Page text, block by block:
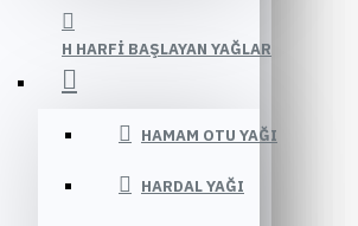
H HARFI BAŞLAYAN YAĞLAR
HAMAM OTU YAĞI
HARDAL YAĞI